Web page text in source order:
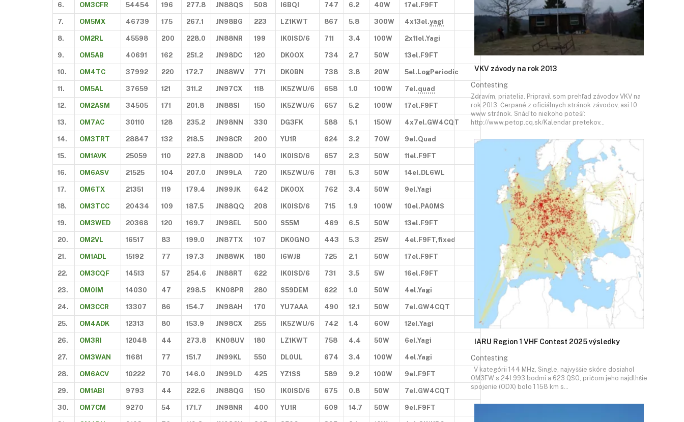
6. OM3CFR 54454 196 277.8 JN88QS 508 I6BQI 747 6.2 40W 17el.F9FT
7. OM5MX 46739 175 267.1 JN98BG 223 LZ1KWT 867 5.8 300W 4x13el.yagi
8. OM2RL 45598 200 228.0 JN88NR 199 IK0ISD/6 711 3.4 100W 2x11el.Yagi
9. OM5AB 40691 162 251.2 JN98DC 120 DK0OX 734 2.7 50W 13el.F9FT
10. OM4TC 37992 220 172.7 JN88WV 771 DK0BN 738 3.8 20W 5el.LogPeriodic
11. OM5AL 37659 121 311.2 JN97CX 118 IK5ZWU/6 658 1.0 100W 7el.quad
12. OM2ASM 34505 171 201.8 JN88SI 150 IK5ZWU/6 657 5.2 100W 17el.F9FT
13. OM7AC 30110 128 235.2 JN98NN 330 DG3FK 588 5.1 150W 4x7el.GW4CQT
14. OM3TRT 28847 132 218.5 JN98CR 200 YU1R 624 3.2 70W 9el.Quad
15. OM1AVK 25059 110 227.8 JN88OD 140 IK0ISD/6 657 2.3 50W 11el.F9FT
16. OM6ASV 21525 104 207.0 JN99LA 720 IK5ZWU/6 781 5.3 50W 14el.DL6WL
17. OM6TX 21351 119 179.4 JN99JK 642 DK0OX 762 3.4 50W 9el.Yagi
18. OM3TCC 20434 109 187.5 JN88QQ 208 IK0ISD/6 715 1.9 100W 10el.PA0MS
19. OM3WED 20368 120 169.7 JN98EL 500 S55M 469 6.5 50W 13el.F9FT
20. OM2VL 16517 83 199.0 JN87TX 107 DK0GNO 443 5.3 25W 4el.F9FT,fixed
21. OM1ADL 15192 77 197.3 JN88WK 180 I6WJB 725 2.1 50W 17el.F9FT
22. OM3CQF 14513 57 254.6 JN88RT 622 IK0ISD/6 731 3.5 5W 16el.F9FT
23. OM0IM 14030 47 298.5 KN08PR 280 S59DEM 622 1.0 50W 4el.Yagi
24. OM3CCR 13307 86 154.7 JN98AH 170 YU7AAA 490 12.1 50W 7el.GW4CQT
25. OM4ADK 12313 80 153.9 JN98CX 255 IK5ZWU/6 742 1.4 60W 12el.Yagi
26. OM3RI 12048 44 273.8 KN08UV 180 LZ1KWT 758 4.4 50W 6el.Yagi
27. OM3WAN 11681 77 151.7 JN99KL 550 DL0UL 674 3.4 100W 4el.Yagi
28. OM6ACV 10222 70 146.0 JN99LD 425 YZ1SS 589 9.2 100W 9el.F9FT
29. OM1ABI 9793 44 222.6 JN88QG 150 IK0ISD/6 675 0.8 50W 7el.GW4CQT
30. OM7CM 9270 54 171.7 JN98NR 400 YU1R 609 14.7 50W 9el.F9FT
VKV závody na rok 2013
Contesting
Zdravím, priatelia. Pripravil som prehľad závodov VKV na
rok 2013. Čerpané z oficiálnych stránok závodov, asi 10
www stránok. Snáď to niekoho poteší:
http://www.petop.cq.sk/Kalendar pretekov…
IARU Region 1 VHF Contest 2025 výsledky
Contesting
V kategórii 144 MHz, Single, najvyššie skóre dosiahol
OM3FW s 241 993 bodmi a 623 QSO, pričom jeho najdlhšie
spojenie (ODX) bolo 1 158 km s…